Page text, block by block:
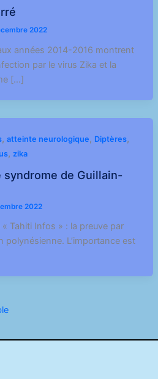
2022
années 2014-2016 montrent
par le virus Zika et la
[…]
, atteinte neurologique, Diptères,
, zika
de Guillain-
2022
« Tahiti Infos » : la preuve par
polynésienne. L’importance est